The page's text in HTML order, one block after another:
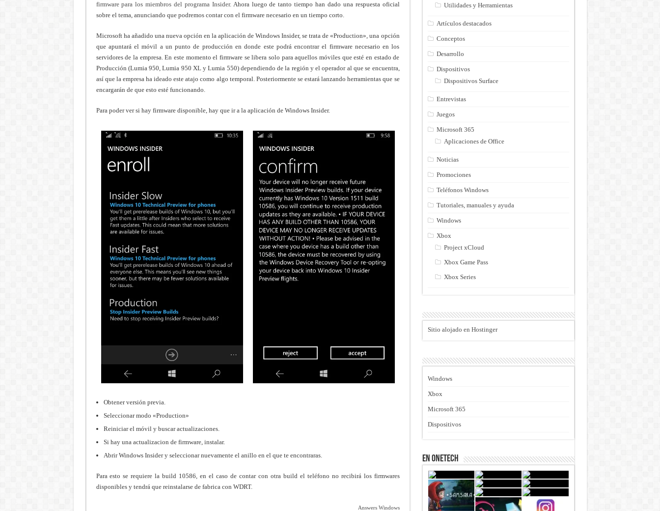
firmware para los miembros del programa Insider. Ahora luego de tanto tiempo han dado una respuesta oficial
sobre el tema, anunciando que podremos contar con el firmware necesario en un tiempo corto.
Microsoft ha añadido una nueva opción en la aplicación de Windows Insider, se trata de «Production», una opción
que apuntará el móvil a un punto de producción en donde este podrá encontrar el firmware necesario en los
servidores de la empresa. En este momento el firmware se libera solo para aquellos móviles que esté en estado de
Producción (Lumia 950, Lumia 950 XL y Lumia 550) dependiendo de la región y el operador al que se encuentra,
así que la empresa ha ideado este atajo como algo temporal. Posteriormente se estará lanzando herramientas que se
encargarán de que esto esté funcionando.
Para poder ver si hay firmware disponible, hay que ir a la aplicación de Windows Insider.
Obtener versión previa.
Seleccionar modo «Production»
Reiniciar el móvil y buscar actualizaciones.
Si hay una actualizacion de firmware, instalar.
Abrir Windows Insider y seleccionar nuevamente el anillo en el que te encontraras.
Para esto se requiere la build 10586, en el caso de contar con otra build el teléfono no recibirá los firmwares
disponibles y tendrá que reinstalarse de fabrica con WDRT.
Answers Windows
Utilidades y Herramientas
Artículos destacados
Conceptos
Desarrollo
Dispositivos
Dispositivos Surface
Entrevistas
Juegos
Microsoft 365
Aplicaciones de Office
Noticias
Promociones
Teléfonos Windows
Tutoriales, manuales y ayuda
Windows
Xbox
Project xCloud
Xbox Game Pass
Xbox Series
Sitio alojado en Hostinger
Windows
Xbox
Microsoft 365
Dispositivos
En Onetech